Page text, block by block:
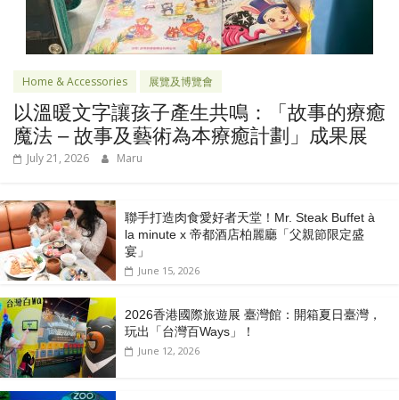
Home & Accessories 展覽及博覽會
以溫暖文字讓孩子產生共鳴：「故事的療癒
魔法 – 故事及藝術為本療癒計劃」成果展
July 21, 2026 Maru
聯手打造肉食愛好者天堂！Mr. Steak Buffet à
la minute x 帝都酒店柏麗廳「⽗親節限定盛
宴」
June 15, 2026
2026香港國際旅遊展 臺灣館：開箱夏日臺灣，
玩出「台灣百Ways」！
June 12, 2026